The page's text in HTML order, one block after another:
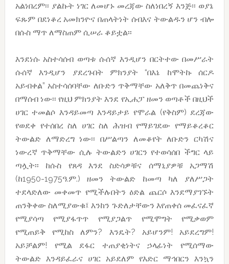
አልነበረም፡፡ ያልኩት ነገር ለመሆኑ መረጃው ስለነበረኝ እንጅ፡፡ ወያኔ
ፍጹም በደነቆረ አመክንዮና በጠላትነት ሰብእና ትውልዱን ሆን ብሎ
በሱስ ማጥ ለማስጠም ሲሠራ ቆይቷል፡፡
እንደነሱ አስተሳሰብ ወጣቱ ሱሰኛ እንዲሆን በርትተው በመሥራት
ሱሰኛ እንዲሆን ያደረጉበት ምክንያት “በእኔ ከሞትኩ ሰርዶ
አይብቀል” አስተሳሰባቸው ለቡድን ጥቅማቸው አለቅጥ በመጨነቅና
በማሰብ ነው፡፡ የዚህ ምክንያት እንደ የኢሐፓ ዘመን ወጣቶች በዚህች
ሀገር ተመልሶ እንዳይመጣ እንዳይታይ የሞራል (የቅስም) ደረጃው
የወደቀ የተሰበረ ስለ ሀገር ስለ ሕዝብ የማይገደው የማይቆረቆር
ትውልድ ለማድረግ ነው፡፡ በሥልጣን ለመቆየት ለቡድን ርካሽና
ነውረኛ ጥቅማቸው ሲሉ ትውልድን ሀገርን የተወሳሰበ ችግር ላይ
ጣሏት፡፡ ከሱስ የጸዳ እንደ ስድሳዎቹና ሰማኒያዎቹ አጋማሽ
(ከ1950-1975ዓ.ም.) ዘመን ትውልድ ከመጣ ካለ ያለሥጋት
ተደላድለው መቀመጥ የሚችሉበትን ዕድል ጨርሶ እንደማያገኙት
ጠንቅቀው ስለሚያውቁ፤ እንከን ጉድለታቸውን እየጠቀሰ መፈናፈኛ
የሚያሳጣ የሚያፋጥጥ የሚያጋልጥ የሚሞግት የሚቃወም
የሚጠይቅ የሚከስ ለምን? እንዴት? አይሆንም! አይደረግም!
አይቻልም! የሚል ደፋር ተጠያቂነትና ኃላፊነት የሚሰማው
ትውልድ እንዳይፈራና ሀገር አይደለም የእድር ማኅበርን እንኳን